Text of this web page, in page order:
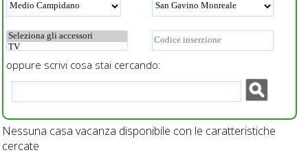
oppure scrivi cosa stai cercando:
Nessuna casa vacanza disponibile con le caratteristiche
cercate